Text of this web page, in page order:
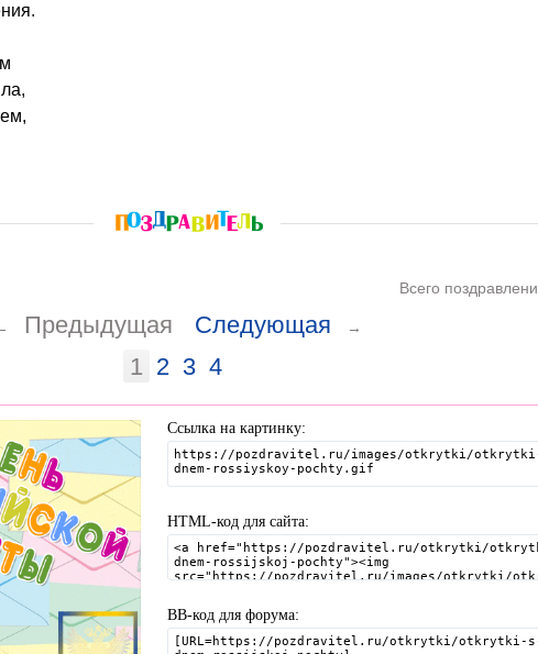
Всего
Предыдущая Следующая →
1 2 3 4
Ссылка на картинку:
HTML-код для сайта:
BB-код для форума: